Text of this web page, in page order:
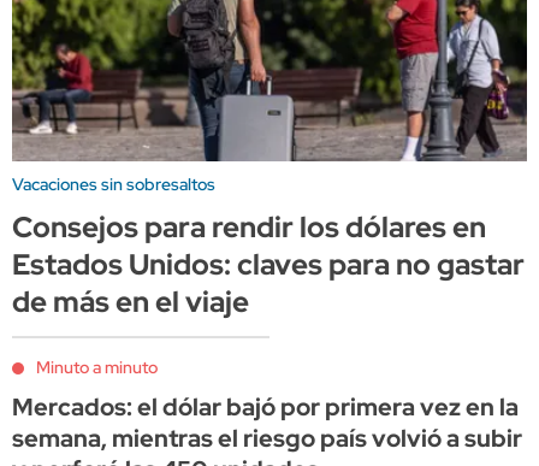
Vacaciones sin sobresaltos
Consejos para rendir los dólares en
Estados Unidos: claves para no gastar
de más en el viaje
Minuto a minuto
Mercados: el dólar bajó por primera vez en la
semana, mientras el riesgo país volvió a subir